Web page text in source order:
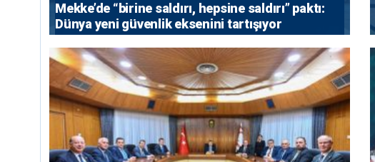
Mekke’de “birine saldırı, hepsine saldırı” paktı:
Dünya yeni güvenlik eksenini tartışıyor